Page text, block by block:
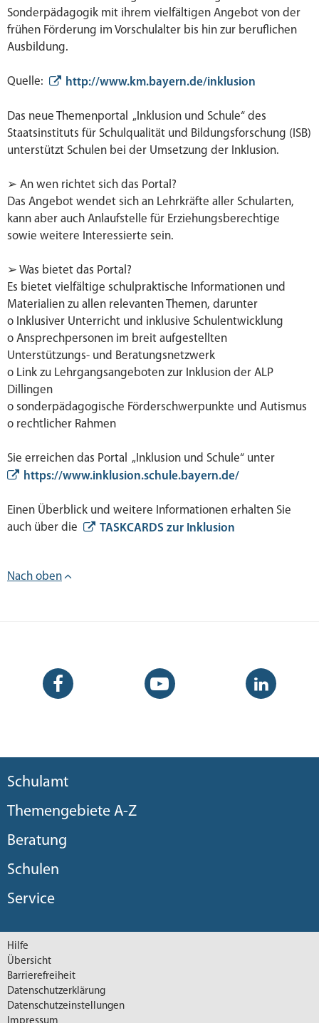
Sonderpädagogik mit ihrem vielfältigen Angebot von der
frühen Förderung im Vorschulalter bis hin zur beruflichen
Ausbildung.
Quelle: http://www.km.bayern.de/inklusion
Das neue Themenportal „Inklusion und Schule“ des
Staatsinstituts für Schulqualität und Bildungsforschung (ISB)
unterstützt Schulen bei der Umsetzung der Inklusion.
➢ An wen richtet sich das Portal?
Das Angebot wendet sich an Lehrkräfte aller Schularten,
kann aber auch Anlaufstelle für Erziehungsberechtige
sowie weitere Interessierte sein.
➢ Was bietet das Portal?
Es bietet vielfältige schulpraktische Informationen und
Materialien zu allen relevanten Themen, darunter
o Inklusiver Unterricht und inklusive Schulentwicklung
o Ansprechpersonen im breit aufgestellten
Unterstützungs- und Beratungsnetzwerk
o Link zu Lehrgangsangeboten zur Inklusion der ALP
Dillingen
o sonderpädagogische Förderschwerpunkte und Autismus
o rechtlicher Rahmen
Sie erreichen das Portal „Inklusion und Schule“ unter
https://www.inklusion.schule.bayern.de/
Einen Überblick und weitere Informationen erhalten Sie
auch über die
TASKCARDS zur Inklusion
Nach oben
Facebook-
Seite
YouTube-
Kanal
LinkedIn-
Kanal
Schulamt
Themengebiete A-Z
Beratung
Schulen
Service
Hilfe
Übersicht
Barrierefreiheit
Datenschutzerklärung
Datenschutzeinstellungen